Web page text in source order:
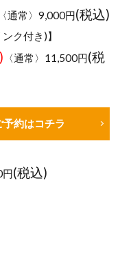
〈通常〉9,000円(税込)
ク付き)】
〈通常〉11,500円(税
約はコチラ
(税込)